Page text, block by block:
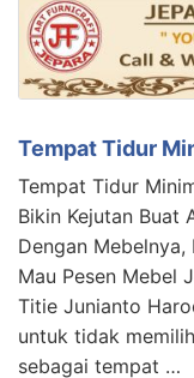
Tempat Tidur
Tempat Tidur
Bikin Kejutan Buat
Dengan
Mau Pesen Mebel
Titie Junianto
untuk tidak
sebagai tempat …